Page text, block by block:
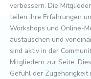
verbessern. Die
teilen ihre Erfahrungen
Workshops und Online-
austauschen und
sind aktiv in der
Mitgliedern zur Seite.
Gefühl der Zugehörigkeit